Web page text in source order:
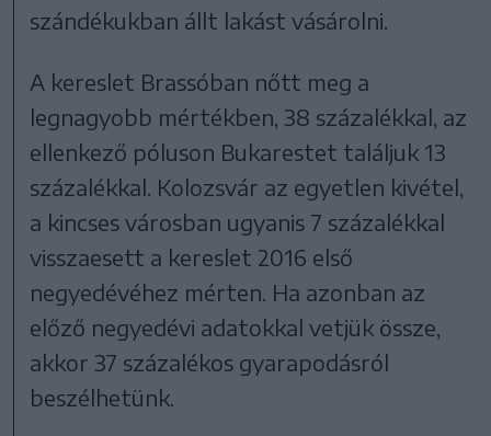
szándékukban állt lakást vásárolni.
A kereslet Brassóban nőtt meg a
legnagyobb mértékben, 38 százalékkal, az
ellenkező póluson Bukarestet találjuk 13
százalékkal. Kolozsvár az egyetlen kivétel,
a kincses városban ugyanis 7 százalékkal
visszaesett a kereslet 2016 első
negyedévéhez mérten. Ha azonban az
előző negyedévi adatokkal vetjük össze,
akkor 37 százalékos gyarapodásról
beszélhetünk.